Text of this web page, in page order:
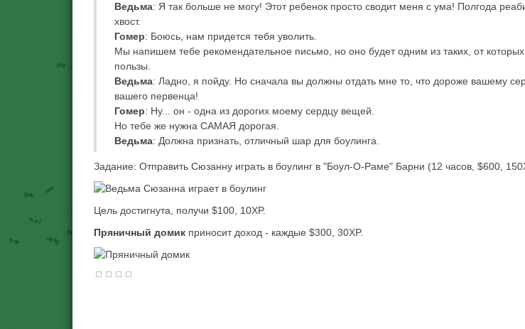
Ведьма: Я так больше не могу! Этот ребенок просто сводит меня с ума! Полгода
хвост.
Гомер: Боюсь, нам придется тебя уволить.
Мы напишем тебе рекомендательное письмо, но оно будет одним из таких, от которых
пользы.
Ведьма: Ладно, я пойду. Но сначала вы должны отдать мне то, что дороже вашему
вашего первенца!
Гомер: Ну... он - одна из дорогих моему сердцу вещей.
Но тебе же нужна САМАЯ дорогая.
Ведьма: Должна признать, отличный шар для боулинга.
Задание: Отправить Сюзанну играть в боулинг в "Боул-О-Раме" Барни (12 часов, $600,
Цель достигнута, получи $100, 10XP.
Пряничный домик приносит доход - каждые $300, 30XP.